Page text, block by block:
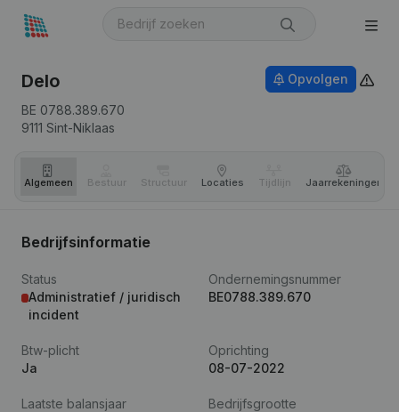
Delo
BE 0788.389.670
9111 Sint-Niklaas
Opvolgen
Algemeen Bestuur Structuur Locaties Tijdlijn Jaar­rekeningen
Bedrijfsinformatie
Status
Administratief / juridisch
incident
Ondernemingsnummer
BE0788.389.670
Btw-plicht
Ja
Oprichting
08-07-2022
Laatste balansjaar
Bedrijfsgrootte